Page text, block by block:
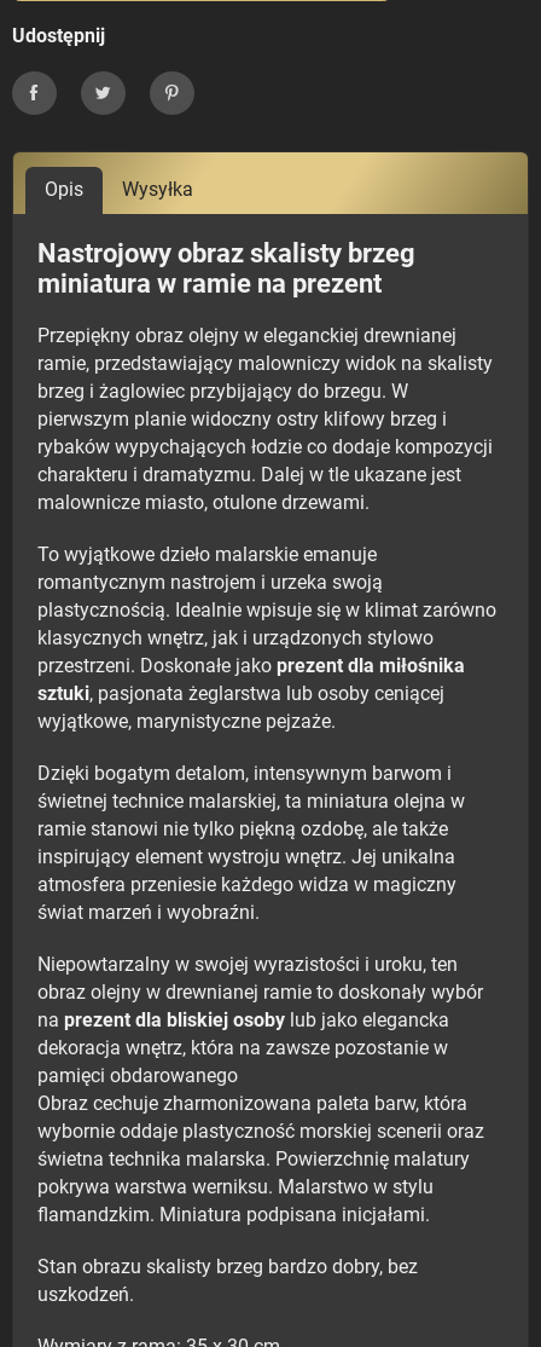
Udostępnij
UdostępnijTweetujPinterest
Opis Wysyłka
Nastrojowy obraz skalisty brzeg
miniatura w ramie na prezent
Przepiękny obraz olejny w eleganckiej drewnianej
ramie, przedstawiający malowniczy widok na skalisty
brzeg i żaglowiec przybijający do brzegu. W
pierwszym planie widoczny ostry klifowy brzeg i
rybaków wypychających łodzie co dodaje kompozycji
charakteru i dramatyzmu. Dalej w tle ukazane jest
malownicze miasto, otulone drzewami.
To wyjątkowe dzieło malarskie emanuje
romantycznym nastrojem i urzeka swoją
plastycznością. Idealnie wpisuje się w klimat zarówno
klasycznych wnętrz, jak i urządzonych stylowo
przestrzeni. Doskonałe jako prezent dla miłośnika
sztuki, pasjonata żeglarstwa lub osoby ceniącej
wyjątkowe, marynistyczne pejzaże.
Dzięki bogatym detalom, intensywnym barwom i
świetnej technice malarskiej, ta miniatura olejna w
ramie stanowi nie tylko piękną ozdobę, ale także
inspirujący element wystroju wnętrz. Jej unikalna
atmosfera przeniesie każdego widza w magiczny
świat marzeń i wyobraźni.
Niepowtarzalny w swojej wyrazistości i uroku, ten
obraz olejny w drewnianej ramie to doskonały wybór
na prezent dla bliskiej osoby lub jako elegancka
dekoracja wnętrz, która na zawsze pozostanie w
pamięci obdarowanego
Obraz cechuje zharmonizowana paleta barw, która
wybornie oddaje plastyczność morskiej scenerii oraz
świetna technika malarska. Powierzchnię malatury
pokrywa warstwa werniksu. Malarstwo w stylu
flamandzkim. Miniatura podpisana inicjałami.
Stan obrazu skalisty brzeg bardzo dobry, bez
uszkodzeń.